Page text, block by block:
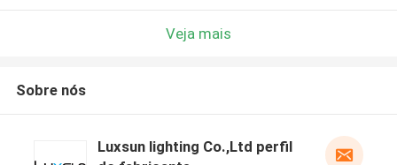
Veja mais
Sobre nós
Luxsun lighting Co.,Ltd perfil